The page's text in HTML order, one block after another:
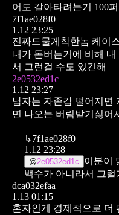
어도 갈아타려는거 100
7f1ae028f0
1.12 23:25
진짜드물게착한놈 케이
내가 돈버는거에 비해
서 그런걸 수도 있긴해
2e0532ed1c
1.12 23:27
남자는 자존감 떨어지면
면 나오는 버림받기싫어
↳7f1ae028f0
1.12 23:28
@2e0532ed1c 이분이
백수가 아니라서 그럴
dca032efaa
1.13 01:15
혼자인게 경제적으로 더